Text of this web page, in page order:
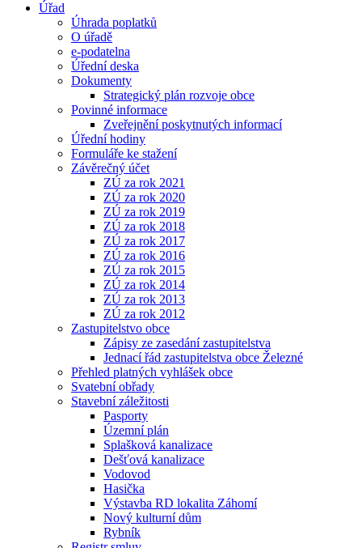
Úřad
Úhrada poplatků
O úřadě
e-podatelna
Úřední deska
Dokumenty
Strategický plán rozvoje obce
Povinné informace
Zveřejnění poskytnutých informací
Úřední hodiny
Formuláře ke stažení
Závěrečný účet
ZÚ za rok 2021
ZÚ za rok 2020
ZÚ za rok 2019
ZÚ za rok 2018
ZÚ za rok 2017
ZÚ za rok 2016
ZÚ za rok 2015
ZÚ za rok 2014
ZÚ za rok 2013
ZÚ za rok 2012
Zastupitelstvo obce
Zápisy ze zasedání zastupitelstva
Jednací řád zastupitelstva obce Železné
Přehled platných vyhlášek obce
Svatební obřady
Stavební záležitosti
Pasporty
Územní plán
Splašková kanalizace
Dešťová kanalizace
Vodovod
Hasička
Výstavba RD lokalita Záhomí
Nový kulturní dům
Rybník